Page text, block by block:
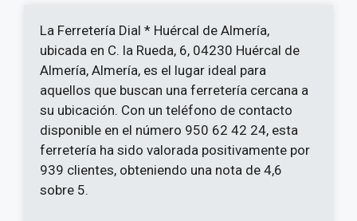
La Ferretería Dial * Huércal de Almería,
ubicada en C. la Rueda, 6, 04230 Huércal de
Almería, Almería, es el lugar ideal para
aquellos que buscan una ferretería cercana a
su ubicación. Con un teléfono de contacto
disponible en el número 950 62 42 24, esta
ferretería ha sido valorada positivamente por
939 clientes, obteniendo una nota de 4,6
sobre 5.